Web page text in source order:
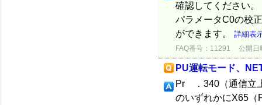
確認してください
パラメータC0の校
ができます。 詳細表
FAQ番号：11291 公開日
PU運転モード、
Pr ．340（通信立
のいずれかにX65（